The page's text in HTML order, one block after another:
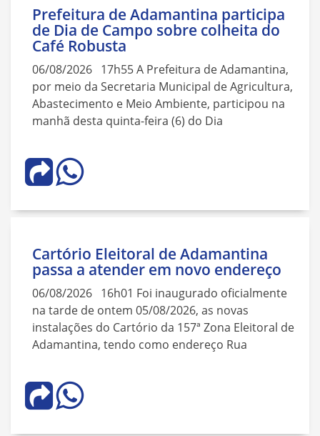
Prefeitura de Adamantina participa
de Dia de Campo sobre colheita do
Café Robusta
06/08/2026 17h55 A Prefeitura de Adamantina,
por meio da Secretaria Municipal de Agricultura,
Abastecimento e Meio Ambiente, participou na
manhã desta quinta-feira (6) do Dia
Cartório Eleitoral de Adamantina
passa a atender em novo endereço
06/08/2026 16h01 Foi inaugurado oficialmente
na tarde de ontem 05/08/2026, as novas
instalações do Cartório da 157ª Zona Eleitoral de
Adamantina, tendo como endereço Rua